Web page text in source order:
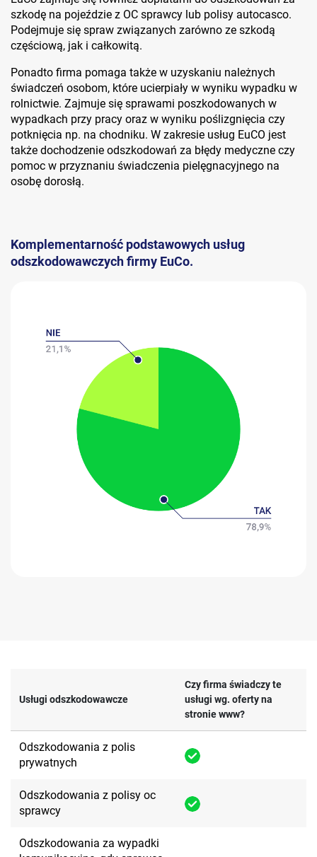
szkodę na pojeździe z OC sprawcy lub polisy autocasco.
Podejmuje się spraw związanych zarówno ze szkodą
częściową, jak i całkowitą.
Ponadto firma pomaga także w uzyskaniu należnych
świadczeń osobom, które ucierpiały w wyniku wypadku w
rolnictwie. Zajmuje się sprawami poszkodowanych w
wypadkach przy pracy oraz w wyniku poślizgnięcia czy
potknięcia np. na chodniku. W zakresie usług EuCO jest
także dochodzenie odszkodowań za błędy medyczne czy
pomoc w przyznaniu świadczenia pielęgnacyjnego na
osobę dorosłą.
Komplementarność podstawowych usług
odszkodowawczych firmy EuCo.
Usługi odszkodowawcze
Czy firma świadczy te
usługi wg. oferty na
stronie www?
Odszkodowania z polis
prywatnych
Odszkodowania z polisy oc
sprawcy
Odszkodowania za wypadki